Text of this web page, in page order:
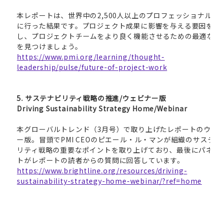
本レポートは、世界中の2,500人以上のプロフェッショナルを
に行った結果です。プロジェクト成果に影響を与える要因を
し、プロジェクトチームをより良く機能させるための最適な
を見つけましょう。
https://www.pmi.org/learning/thought-
leadership/pulse/future-of-project-work
5. サステナビリティ戦略の推進/ウェビナー版
Driving Sustainability Strategy Home/Webinar
本グローバルトレンド（3月号）で取り上げたレポートのウェ
ー版。冒頭でPMI CEOのピエール・ル・マンが組織のサステ
リティ戦略の重要なポイントを取り上げており、最後にパネ
トがレポートの読者からの質問に回答しています。
https://www.brightline.org/resources/driving-
sustainability-strategy-home-webinar/?ref=home